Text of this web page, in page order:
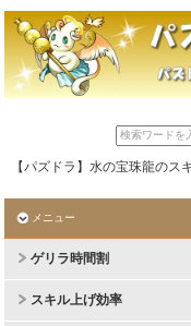
【パズドラ】水の宝珠龍のス
メニュー
ゲリラ時間割
スキル上げ効率